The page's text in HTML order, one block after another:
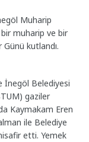
Muharip
muharip ve bir
kutlandı.
İnegöl Belediyesi
gaziler
Kaymakam Eren
ile Belediye
etti. Yemek